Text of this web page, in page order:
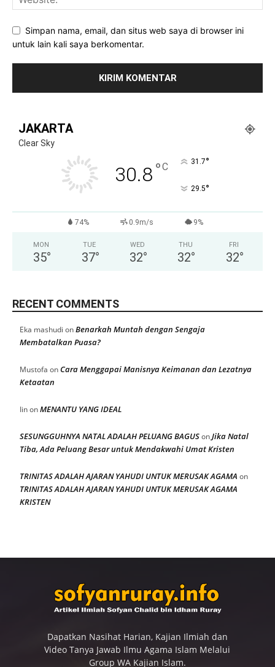
Simpan nama, email, dan situs web saya di browser ini
untuk lain kali saya berkomentar.
JAKARTA
Clear Sky
30.8°C 31.7°
29.5°
74% 0.9m/s 9%
MON
35°
TUE
37°
WED
32°
THU
32°
FRI
32°
RECENT COMMENTS
Eka mashudi onBenarkah Muntah dengan Sengaja
Membatalkan Puasa?
Mustofa onCara Menggapai Manisnya Keimanan dan Lezatnya
Ketaatan
IinonMENANTU YANG IDEAL
SESUNGGUHNYA NATAL ADALAH PELUANG BAGUSonJika Natal
Tiba, Ada Peluang Besar untuk Mendakwahi Umat Kristen
TRINITAS ADALAH AJARAN YAHUDI UNTUK MERUSAK AGAMA on
TRINITAS ADALAH AJARAN YAHUDI UNTUK MERUSAK AGAMA
KRISTEN
Dapatkan Nasihat Harian, Kajian Ilmiah dan
Video Tanya Jawab Ilmu Agama Islam Melalui
Group WA Kajian Islam.